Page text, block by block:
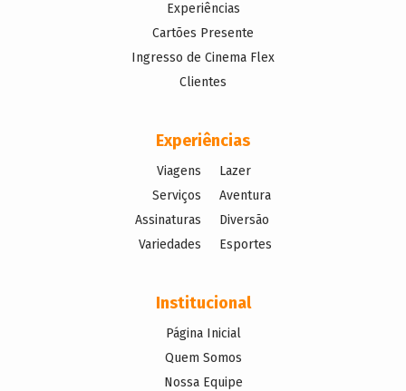
Experiências
Cartões Presente
Ingresso de Cinema Flex
Clientes
Experiências
Viagens
Serviços
Assinaturas
Variedades
Lazer
Aventura
Diversão
Esportes
Institucional
Página Inicial
Quem Somos
Nossa Equipe